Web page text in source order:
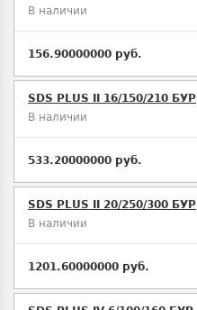
В наличии
156.90000000 руб.
SDS PLUS II 16/150/210 БУР
В наличии
533.20000000 руб.
SDS PLUS II 20/250/300 БУР
В наличии
1201.60000000 руб.